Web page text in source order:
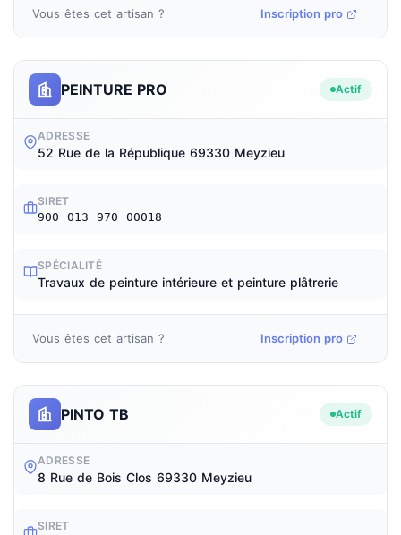
Vous êtes cet artisan ? Inscription pro
PEINTURE PRO Actif
ADRESSE
52 Rue de la République 69330 Meyzieu
SIRET
900 013 970 00018
SPÉCIALITÉ
Travaux de peinture intérieure et peinture plâtrerie
Vous êtes cet artisan ? Inscription pro
PINTO TB Actif
ADRESSE
8 Rue de Bois Clos 69330 Meyzieu
SIRET